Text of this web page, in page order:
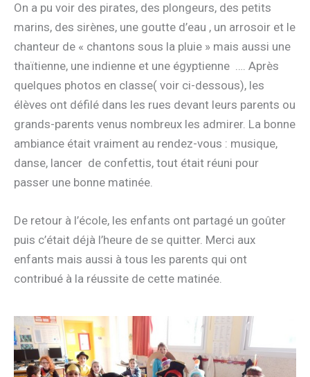
On a pu voir des pirates, des plongeurs, des petits
marins, des sirènes, une goutte d’eau , un arrosoir et le
chanteur de « chantons sous la pluie » mais aussi une
thaïtienne, une indienne et une égyptienne …. Après
quelques photos en classe( voir ci-dessous), les
élèves ont défilé dans les rues devant leurs parents ou
grands-parents venus nombreux les admirer. La bonne
ambiance était vraiment au rendez-vous : musique,
danse, lancer de confettis, tout était réuni pour
passer une bonne matinée.
De retour à l’école, les enfants ont partagé un goûter
puis c’était déjà l’heure de se quitter. Merci aux
enfants mais aussi à tous les parents qui ont
contribué à la réussite de cette matinée.